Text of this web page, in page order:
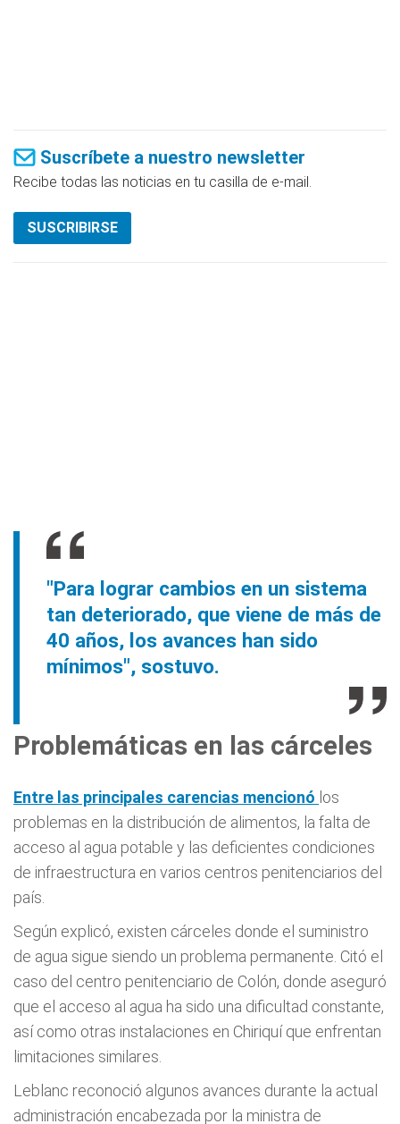
Suscríbete a nuestro newsletter
Recibe todas las noticias en tu casilla de e-mail.
SUSCRIBIRSE
"Para lograr cambios en un sistema
tan deteriorado, que viene de más de
40 años, los avances han sido
mínimos", sostuvo.
Problemáticas en las cárceles
Entre las principales carencias mencionó los
problemas en la distribución de alimentos, la falta de
acceso al agua potable y las deficientes condiciones
de infraestructura en varios centros penitenciarios del
país.
Según explicó, existen cárceles donde el suministro
de agua sigue siendo un problema permanente. Citó el
caso del centro penitenciario de Colón, donde aseguró
que el acceso al agua ha sido una dificultad constante,
así como otras instalaciones en Chiriquí que enfrentan
limitaciones similares.
Leblanc reconoció algunos avances durante la actual
administración encabezada por la ministra de